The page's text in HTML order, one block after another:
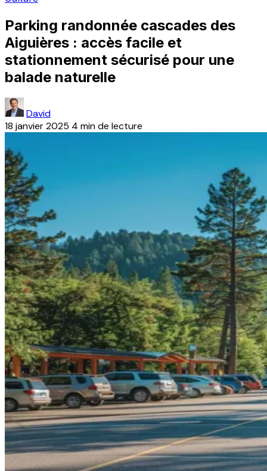
Parking randonnée cascades des
Aiguières : accès facile et
stationnement sécurisé pour une
balade naturelle
David
18 janvier 2025 4 min de lecture